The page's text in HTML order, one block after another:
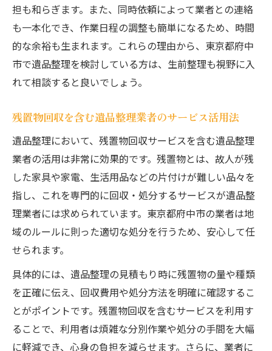
担も和らぎます。また、同時依頼によって業者との連絡
も一本化でき、作業日程の調整も簡単になるため、時間
的な余裕も生まれます。これらの理由から、東京都府中
市で遺品整理を検討している方は、生前整理も視野に入
れて相談すると良いでしょう。
残置物回収を含む遺品整理業者のサービス活用法
遺品整理において、残置物回収サービスを含む遺品整理
業者の活用は非常に効果的です。残置物とは、故人が残
した家具や家電、生活用品などの片付けが難しい品々を
指し、これを専門的に回収・処分するサービスが遺品整
理業者には求められています。東京都府中市の業者は地
域のルールに則った適切な処分を行うため、安心して任
せられます。
具体的には、遺品整理の見積もり時に残置物の量や種類
を正確に伝え、回収費用や処分方法を明確に確認するこ
とがポイントです。残置物回収を含むサービスを利用す
ることで、利用者は煩雑な分別作業や処分の手間を大幅
に軽減でき、心身の負担を減らせます。さらに、業者に